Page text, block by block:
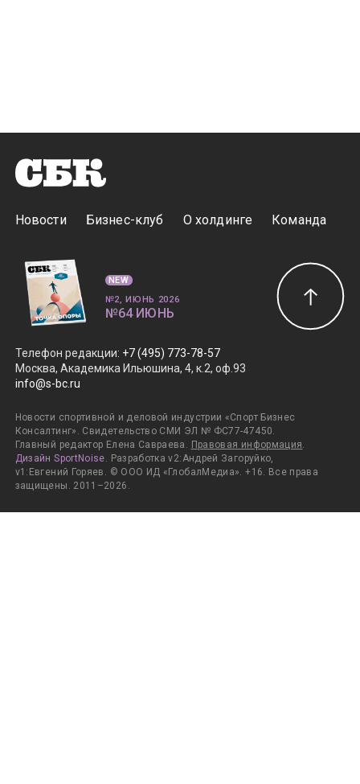
Новости Бизнес-клуб О холдинге Команда
Телефон редакции: +7 (495) 773-78-57
Москва, Академика Ильюшина, 4, к.2, оф.93
info@s-bc.ru
Новости спортивной и деловой индустрии «Спорт Бизнес
Консалтинг». Свидетельство СМИ ЭЛ № ФС77-47450.
Главный редактор Елена Савраева. Правовая информация.
Дизайн SportNoise. Разработка v2:Андрей Загоруйко,
v1:Евгений Горяев. © ООО ИД «ГлобалМедиа». +16. Все права
защищены. 2011–2026.
NEW
№2, ИЮНЬ 2026
№64 ИЮНЬ